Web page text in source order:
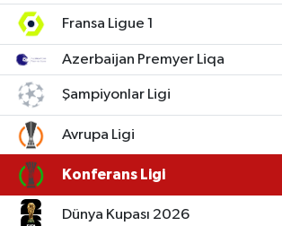
Fransa Ligue 1
Azerbaijan Premyer Liqa
Şampiyonlar Ligi
Avrupa Ligi
Konferans Ligi
Dünya Kupası 2026